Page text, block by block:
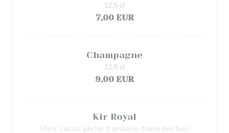
7,00 EUR
12,5 cl
Champagne
9,00 EUR
12,5 cl
Kir Royal
Mûre, cassis, pêche, framboise, fraise des bois